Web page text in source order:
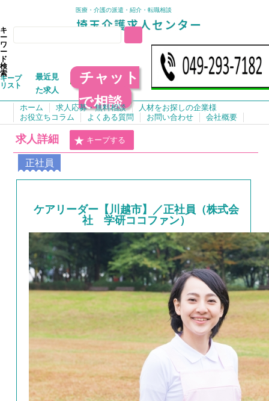
医療・介護の派遣・紹介・転職相談
キ
ー
ワ
ー
ド
検
索
キープ
リスト
最近見
た求人
チャット
で相談
ホーム 求人応募・無料相談
人材をお探しの企業様
お役立ちコラム
よくある質問 お問い合わせ 会社概要
求人詳細 キープする
正社員
ケアリーダー【川越市】／正社員（株式会
社 学研ココファン）